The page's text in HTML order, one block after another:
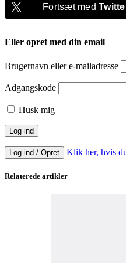
Fortsæt med
Eller opret med din email
Brugernavn eller e-mailadresse
Adgangskode
Husk mig
Log ind / Opret Klik her, hvis
Relaterede artikler